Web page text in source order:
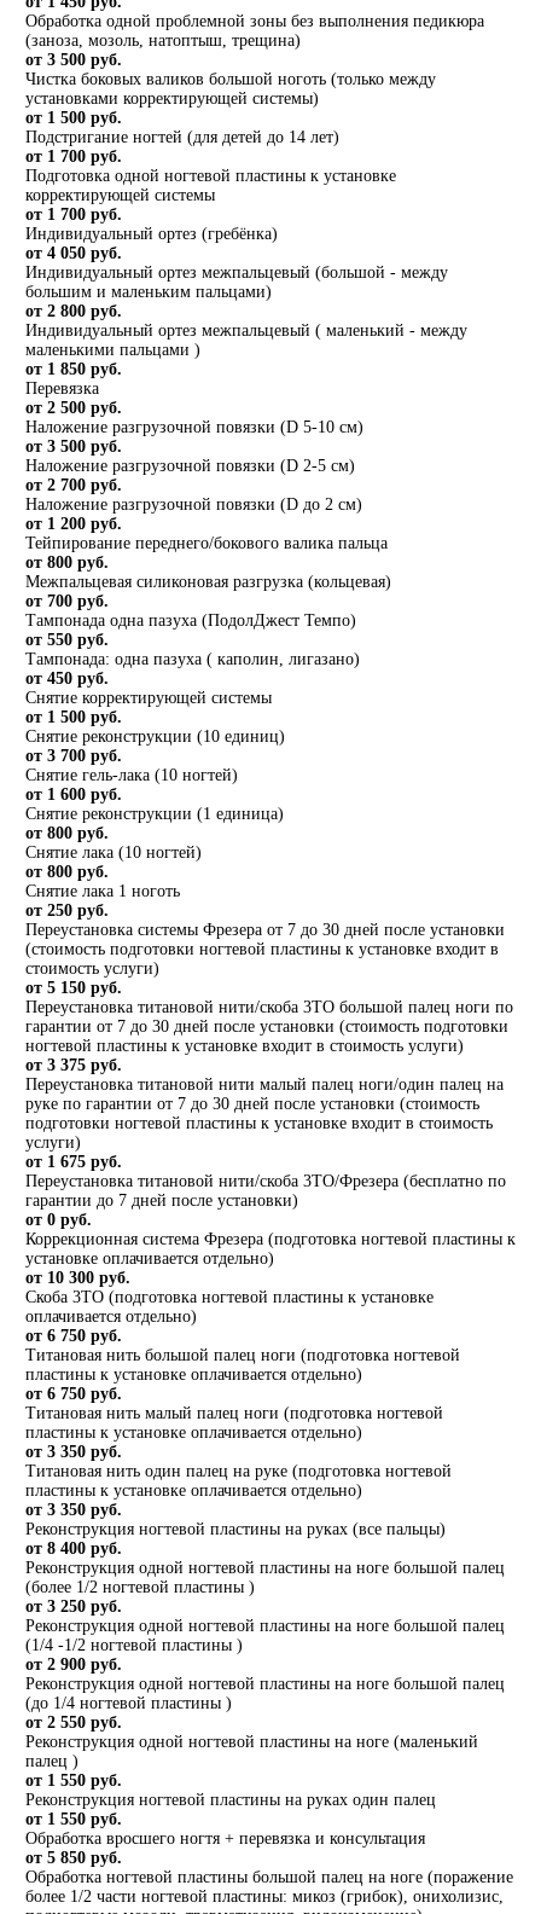
Обработка одной проблемной зоны без выполнения педикюра
(заноза, мозоль, натоптыш, трещина)
от 3 500 руб.
Чистка боковых валиков большой ноготь (только между
установками корректирующей системы)
от 1 500 руб.
Подстригание ногтей (для детей до 14 лет)
от 1 700 руб.
Подготовка одной ногтевой пластины к установке
корректирующей системы
от 1 700 руб.
Индивидуальный ортез (гребёнка)
от 4 050 руб.
Индивидуальный ортез межпальцевый (большой - между
большим и маленьким пальцами)
от 2 800 руб.
Индивидуальный ортез межпальцевый ( маленький - между
маленькими пальцами )
от 1 850 руб.
Перевязка
от 2 500 руб.
Наложение разгрузочной повязки (D 5-10 см)
от 3 500 руб.
Наложение разгрузочной повязки (D 2-5 см)
от 2 700 руб.
Наложение разгрузочной повязки (D до 2 см)
от 1 200 руб.
Тейпирование переднего/бокового валика пальца
от 800 руб.
Межпальцевая силиконовая разгрузка (кольцевая)
от 700 руб.
Тампонада одна пазуха (ПодолДжест Темпо)
от 550 руб.
Тампонада: одна пазуха ( каполин, лигазано)
от 450 руб.
Снятие корректирующей системы
от 1 500 руб.
Снятие реконструкции (10 единиц)
от 3 700 руб.
Снятие гель-лака (10 ногтей)
от 1 600 руб.
Снятие реконструкции (1 единица)
от 800 руб.
Снятие лака (10 ногтей)
от 800 руб.
Снятие лака 1 ноготь
от 250 руб.
Переустановка системы Фрезера от 7 до 30 дней после установки
(стоимость подготовки ногтевой пластины к установке входит в
стоимость услуги)
от 5 150 руб.
Переустановка титановой нити/скоба 3ТО большой палец ноги по
гарантии от 7 до 30 дней после установки (стоимость подготовки
ногтевой пластины к установке входит в стоимость услуги)
от 3 375 руб.
Переустановка титановой нити малый палец ноги/один палец на
руке по гарантии от 7 до 30 дней после установки (стоимость
подготовки ногтевой пластины к установке входит в стоимость
услуги)
от 1 675 руб.
Переустановка титановой нити/скоба 3ТО/Фрезера (бесплатно по
гарантии до 7 дней после установки)
от 0 руб.
Коррекционная система Фрезера (подготовка ногтевой пластины к
установке оплачивается отдельно)
от 10 300 руб.
Скоба 3ТО (подготовка ногтевой пластины к установке
оплачивается отдельно)
от 6 750 руб.
Титановая нить большой палец ноги (подготовка ногтевой
пластины к установке оплачивается отдельно)
от 6 750 руб.
Титановая нить малый палец ноги (подготовка ногтевой
пластины к установке оплачивается отдельно)
от 3 350 руб.
Титановая нить один палец на руке (подготовка ногтевой
пластины к установке оплачивается отдельно)
от 3 350 руб.
Реконструкция ногтевой пластины на руках (все пальцы)
от 8 400 руб.
Реконструкция одной ногтевой пластины на ноге большой палец
(более 1/2 ногтевой пластины )
от 3 250 руб.
Реконструкция одной ногтевой пластины на ноге большой палец
(1/4 -1/2 ногтевой пластины )
от 2 900 руб.
Реконструкция одной ногтевой пластины на ноге большой палец
(до 1/4 ногтевой пластины )
от 2 550 руб.
Реконструкция одной ногтевой пластины на ноге (маленький
палец )
от 1 550 руб.
Реконструкция ногтевой пластины на руках один палец
от 1 550 руб.
Обработка вросшего ногтя + перевязка и консультация
от 5 850 руб.
Обработка ногтевой пластины большой палец на ноге (поражение
более 1/2 части ногтевой пластины: микоз (грибок), онихолизис,